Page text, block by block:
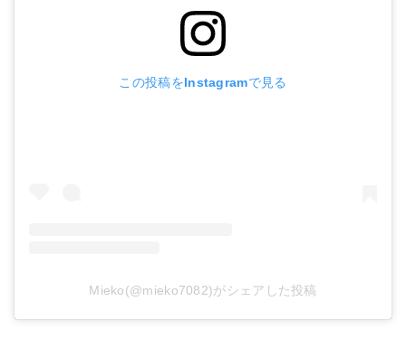
この投稿をInstagramで見る
Mieko(@mieko7082)がシェアした投稿